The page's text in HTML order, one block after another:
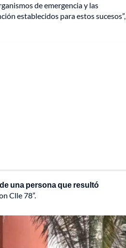
de emergencia y las
establecidos para estos sucesos”,
una persona que resultó
Clle 78”.